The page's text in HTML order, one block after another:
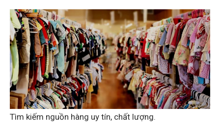
Tìm kiếm nguồn hàng uy tín, chất lượng.